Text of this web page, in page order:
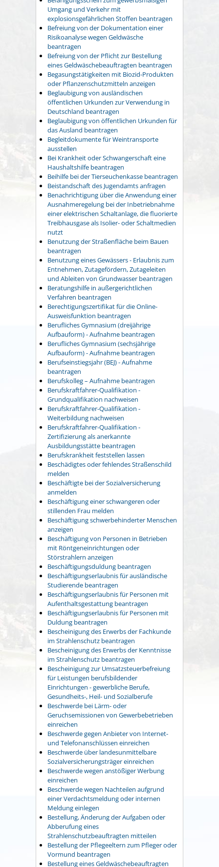
Umgang und Verkehr mit
explosionsgefährlichen Stoffen beantragen
Befreiung von der Dokumentation einer
Risikoanalyse wegen Geldwäsche
beantragen
Befreiung von der Pflicht zur Bestellung
eines Geldwäschebeauftragten beantragen
Begasungstätigkeiten mit Biozid-Produkten
oder Pflanzenschutzmitteln anzeigen
Beglaubigung von ausländischen
öffentlichen Urkunden zur Verwendung in
Deutschland beantragen
Beglaubigung von öffentlichen Urkunden für
das Ausland beantragen
Begleitdokumente für Weintransporte
ausstellen
Bei Krankheit oder Schwangerschaft eine
Haushaltshilfe beantragen
Beihilfe bei der Tierseuchenkasse beantragen
Beistandschaft des Jugendamts anfragen
Benachrichtigung über die Anwendung einer
Ausnahmeregelung bei der Inbetriebnahme
einer elektrischen Schaltanlage, die fluorierte
Treibhausgase als Isolier- oder Schaltmedien
nutzt
Benutzung der Straßenfläche beim Bauen
beantragen
Benutzung eines Gewässers - Erlaubnis zum
Entnehmen, Zutagefördern, Zutageleiten
und Ableiten von Grundwasser beantragen
Beratungshilfe in außergerichtlichen
Verfahren beantragen
Berechtigungszertifikat für die Online-
Ausweisfunktion beantragen
Berufliches Gymnasium (dreijährige
Aufbauform) - Aufnahme beantragen
Berufliches Gymnasium (sechsjährige
Aufbauform) - Aufnahme beantragen
Berufseinstiegsjahr (BEJ) - Aufnahme
beantragen
Berufskolleg – Aufnahme beantragen
Berufskraftfahrer-Qualifikation -
Grundqualifikation nachweisen
Berufskraftfahrer-Qualifikation -
Weiterbildung nachweisen
Berufskraftfahrer-Qualifikation -
Zertifizierung als anerkannte
Ausbildungsstätte beantragen
Berufskrankheit feststellen lassen
Beschädigtes oder fehlendes Straßenschild
melden
Beschäftigte bei der Sozialversicherung
anmelden
Beschäftigung einer schwangeren oder
stillenden Frau melden
Beschäftigung schwerbehinderter Menschen
anzeigen
Beschäftigung von Personen in Betrieben
mit Röntgeneinrichtungen oder
Störstrahlern anzeigen
Beschäftigungsduldung beantragen
Beschäftigungserlaubnis für ausländische
Studierende beantragen
Beschäftigungserlaubnis für Personen mit
Aufenthaltsgestattung beantragen
Beschäftigungserlaubnis für Personen mit
Duldung beantragen
Bescheinigung des Erwerbs der Fachkunde
im Strahlenschutz beantragen
Bescheinigung des Erwerbs der Kenntnisse
im Strahlenschutz beantragen
Bescheinigung zur Umsatzsteuerbefreiung
für Leistungen berufsbildender
Einrichtungen - gewerbliche Berufe,
Gesundheits-, Heil- und Sozialberufe
Beschwerde bei Lärm- oder
Geruchsemissionen von Gewerbebetrieben
einreichen
Beschwerde gegen Anbieter von Internet-
und Telefonanschlüssen einreichen
Beschwerde über landesunmittelbare
Sozialversicherungsträger einreichen
Beschwerde wegen anstößiger Werbung
einreichen
Beschwerde wegen Nachteilen aufgrund
einer Verdachtsmeldung oder internen
Meldung einlegen
Bestellung, Änderung der Aufgaben oder
Abberufung eines
Strahlenschutzbeauftragten mitteilen
Bestellung der Pflegeeltern zum Pfleger oder
Vormund beantragen
Bestellung eines Geldwäschebeauftragten